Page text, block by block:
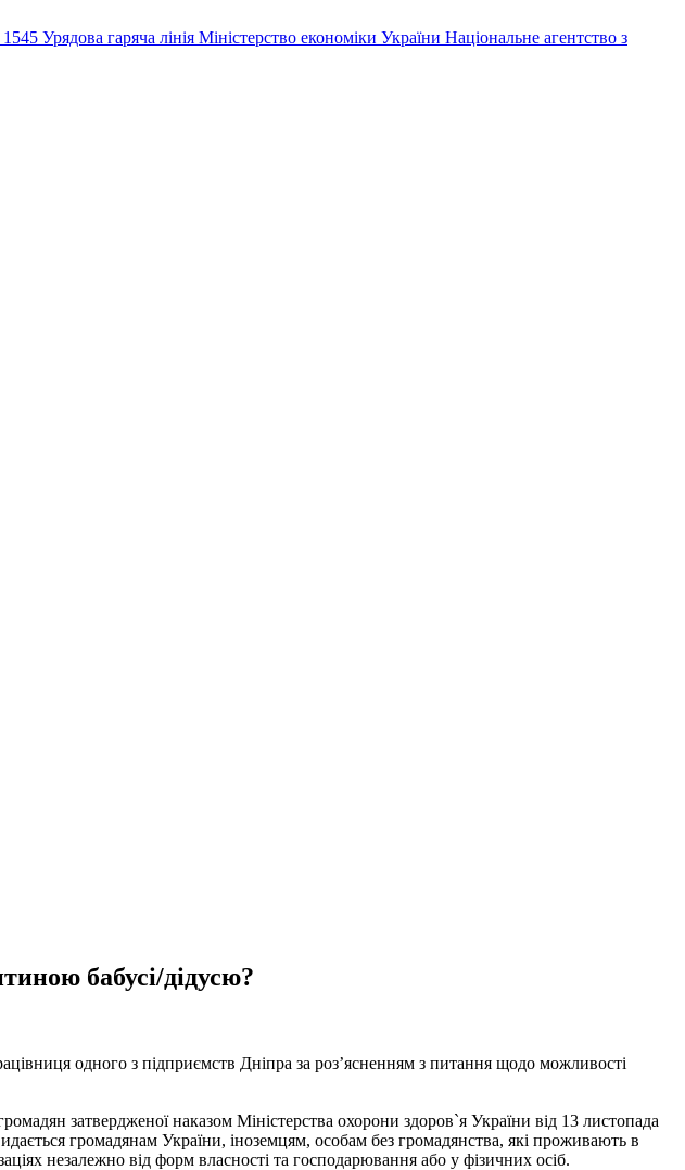
1545 Урядова гаряча лінія Міністерство економіки України Національне агентство з
бабусі/дідусю?
одного з підприємств Дніпра за роз’ясненням з питання щодо можливості
затвердженої наказом Міністерства охорони здоров`я України від 13 листопада
громадянам України, іноземцям, особам без громадянства, які проживають в
незалежно від форм власності та господарювання або у фізичних осіб.